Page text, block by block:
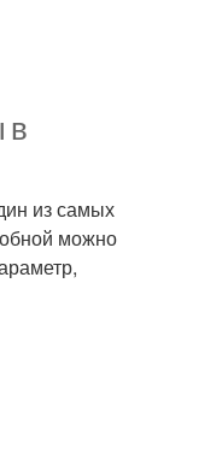
в
из самых
можно